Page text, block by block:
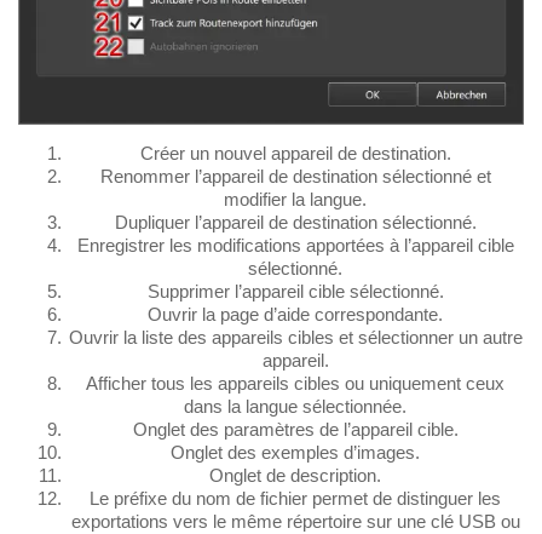
Créer un nouvel appareil de destination.
Renommer l’appareil de destination sélectionné et
modifier la langue.
Dupliquer l’appareil de destination sélectionné.
Enregistrer les modifications apportées à l’appareil cible
sélectionné.
Supprimer l’appareil cible sélectionné.
Ouvrir la page d’aide correspondante.
Ouvrir la liste des appareils cibles et sélectionner un autre
appareil.
Afficher tous les appareils cibles ou uniquement ceux
dans la langue sélectionnée.
Onglet des paramètres de l’appareil cible.
Onglet des exemples d’images.
Onglet de description.
Le préfixe du nom de fichier permet de distinguer les
exportations vers le même répertoire sur une clé USB ou